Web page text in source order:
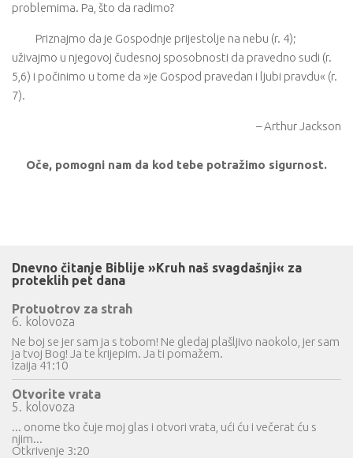
problemima. Pa, što da radimo?
Priznajmo da je Gospodnje prijestolje na nebu (r. 4);
uživajmo u njegovoj čudesnoj sposobnosti da pravedno sudi (r.
5,6) i počinimo u tome da »je Gospod pravedan i ljubi pravdu« (r.
7).
– Arthur Jackson
Oče, pomogni nam da kod tebe potražimo sigurnost.
Dnevno čitanje Biblije »Kruh naš svagdašnji« za
proteklih pet dana
Protuotrov za strah
6. kolovoza
Ne boj se jer sam ja s tobom! Ne gledaj plašljivo naokolo, jer sam
ja tvoj Bog! Ja te krijepim. Ja ti pomažem.
Izaija 41:10
Otvorite vrata
5. kolovoza
... onome tko čuje moj glas i otvori vrata, ući ću i večerat ću s
njim...
Otkrivenje 3:20